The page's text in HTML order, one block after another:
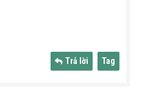
Trả lời Tag